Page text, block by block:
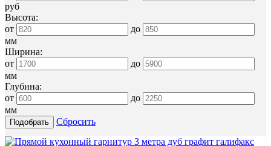
руб
Высота:
от
до
мм
Ширина:
от
до
мм
Глубина:
от
до
мм
Сбросить